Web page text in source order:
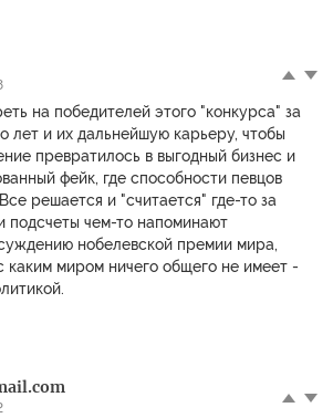
на победителей этого "конкурса" за
лет и их дальнейшую карьеру, чтобы
превратилось в выгодный бизнес и
фейк, где способности певцов
решается и "считается" где-то за
подсчеты чем-то напоминают
нобелевской премии мира,
каким миром ничего общего не имеет -